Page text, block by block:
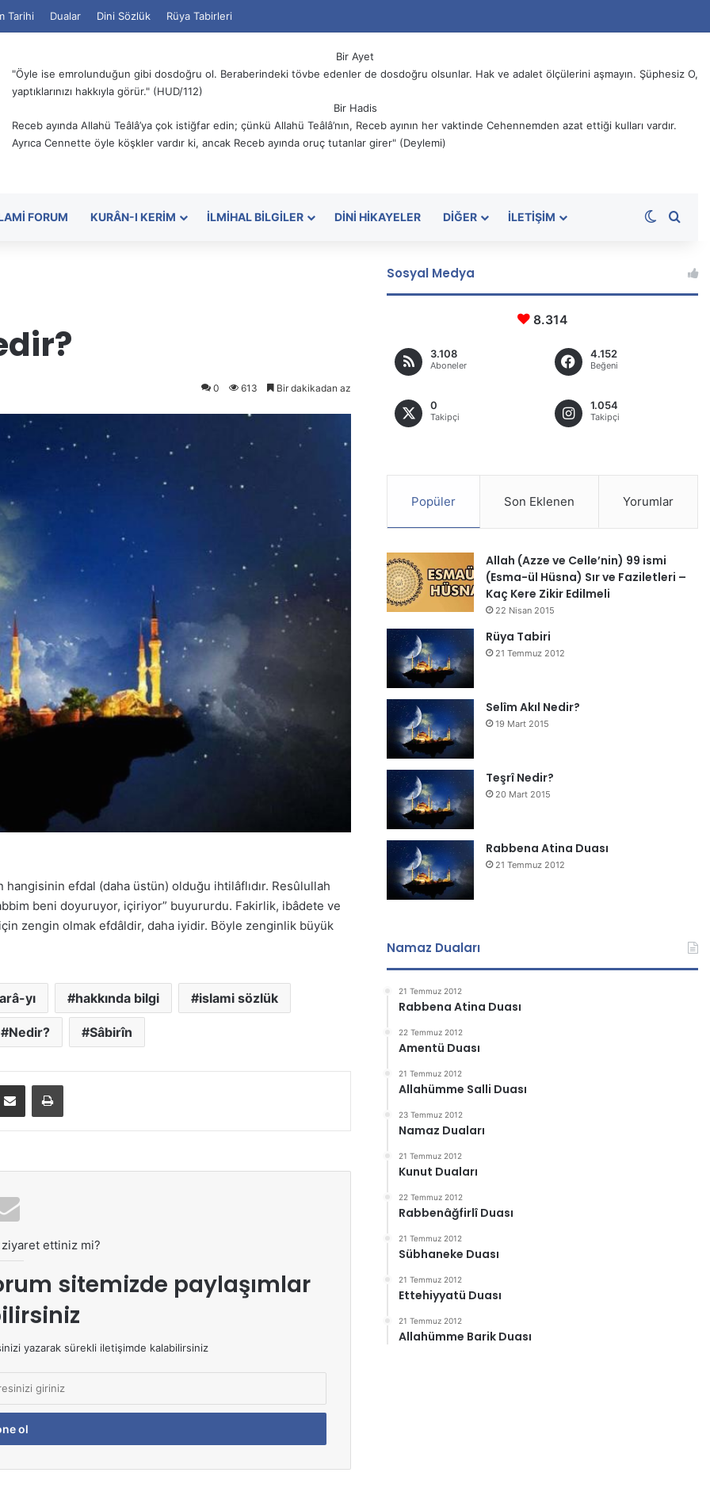
Tarihi Dualar Dini Sözlük Rüya Tabirleri
Bir Ayet
"Öyle ise emrolunduğun gibi dosdoğru ol. Beraberindeki tövbe edenler de dosdoğru olsunlar. Hak ve adalet ölçülerini aşmayın. Şüphesiz O,
yaptıklarınızı hakkıyla görür." (HUD/112)
Bir Hadis
Receb ayında Allahü Teâlâ’ya çok istiğfar edin; çünkü Allahü Teâlâ’nın, Receb ayının her vaktinde Cehennemden azat ettiği kulları vardır.
Ayrıca Cennette öyle köşkler vardır ki, ancak Receb ayında oruç tutanlar girer" (Deylemi)
FORUM KURÂN-I KERIM İLMIHAL BILGILER DINI HIKAYELER DIĞER İLETIŞIM Dış
0 613 Bir dakikadan az
efdal (daha üstün) olduğu ihtilâflıdır. Resûlullah
beni doyuruyor, içiriyor” buyururdu. Fakirlik, ibâdete ve
zengin olmak efdâldir, daha iyidir. Böyle zenginlik büyük
yı hakkında bilgi islami sözlük
Nedir? Sâbirîn
ziyaret ettiniz mi?
sitemizde paylaşımlar
yazarak sürekli iletişimde kalabilirsiniz
Sosyal Medya
8.314
3.108
Aboneler
4.152
Beğeni
0
Takipçi
1.054
Takipçi
Popüler Son Eklenen Yorumlar
Allah (Azze ve Celle’nin) 99 ismi
(Esma-ül Hüsna) Sır ve Faziletleri –
Kaç Kere Zikir Edilmeli
22 Nisan 2015
Rüya Tabiri
21 Temmuz 2012
Selîm Akıl Nedir?
19 Mart 2015
Teşrî Nedir?
20 Mart 2015
Rabbena Atina Duası
21 Temmuz 2012
Namaz Duaları
21 Temmuz 2012
Rabbena Atina Duası
22 Temmuz 2012
Amentü Duası
21 Temmuz 2012
Allahümme Salli Duası
23 Temmuz 2012
Namaz Duaları
21 Temmuz 2012
Kunut Duaları
22 Temmuz 2012
Rabbenâğfirlî Duası
21 Temmuz 2012
Sübhaneke Duası
21 Temmuz 2012
Ettehiyyatü Duası
21 Temmuz 2012
Allahümme Barik Duası